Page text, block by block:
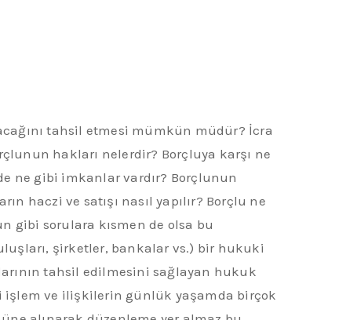
tahsil etmesi mümkün müdür? İcra
hakları nelerdir? Borçluya karşı ne
ne gibi imkanlar vardır? Borçlunun
haczi ve satışı nasıl yapılır? Borçlu ne
gibi sorulara kısmen de olsa bu
şirketler, bankalar vs.) bir hukuki
tahsil edilmesini sağlayan hukuk
işlem ve ilişkilerin günlük yaşamda birçok